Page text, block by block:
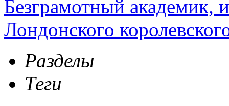
Безграмотный академик,
Лондонского
Разделы
Теги